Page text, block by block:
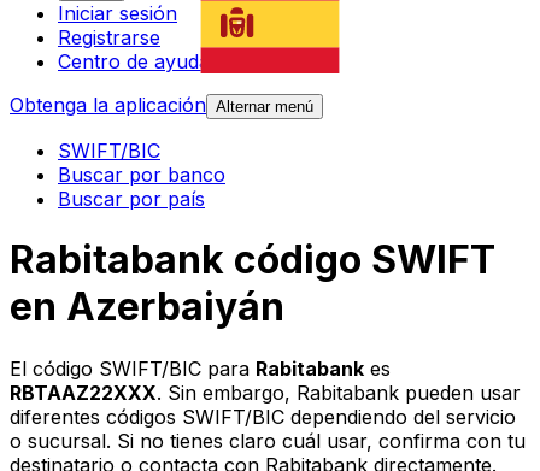
Iniciar sesión
Registrarse
Centro de ayuda
Obtenga la aplicación Alternar menú
SWIFT/BIC
Buscar por banco
Buscar por país
Rabitabank código SWIFT
en Azerbaiyán
El código SWIFT/BIC para Rabitabank es
RBTAAZ22XXX. Sin embargo, Rabitabank pueden usar
diferentes códigos SWIFT/BIC dependiendo del servicio
o sucursal. Si no tienes claro cuál usar, confirma con tu
destinatario o contacta con Rabitabank directamente.